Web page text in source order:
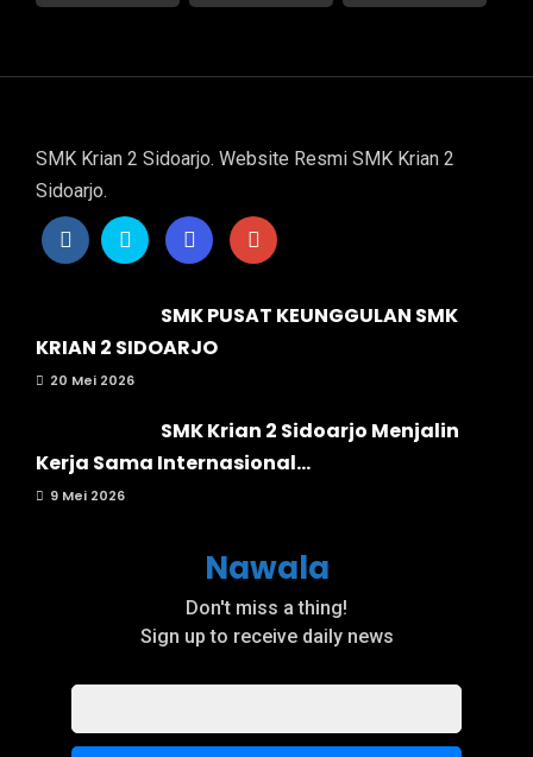
SMK Krian 2 Sidoarjo. Website Resmi SMK Krian 2
Sidoarjo.
SMK PUSAT KEUNGGULAN SMK
KRIAN 2 SIDOARJO
20 Mei 2026
SMK Krian 2 Sidoarjo Menjalin
Kerja Sama Internasional...
9 Mei 2026
Nawala
Don't miss a thing!
Sign up to receive daily news